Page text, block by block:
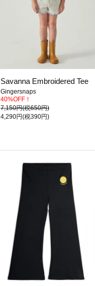
Savanna Embroidered Tee
Gingersnaps
40%OFF！
7,150円(税650円)
4,290円(税390円)